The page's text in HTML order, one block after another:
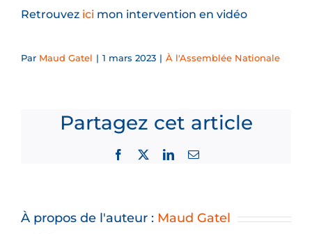
Retrouvez ici mon intervention en vidéo
Par Maud Gatel | 1 mars 2023 | À l'Assemblée Nationale
Partagez cet article
Facebook LinkedInEmail
À propos de l'auteur : Maud Gatel